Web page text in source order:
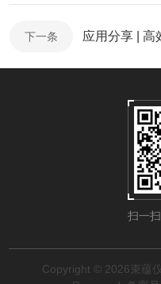
下一条
扫一
Copyright © 2026束蕴